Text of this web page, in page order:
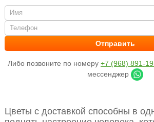
Либо позвоните по номеру +7 (968) 891-
мессенджер
Цветы с доставкой способны в